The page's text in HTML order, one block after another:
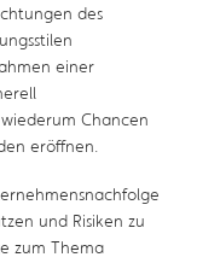
des
einer
Chancen
eröffnen.
und Risiken zu
zum Thema